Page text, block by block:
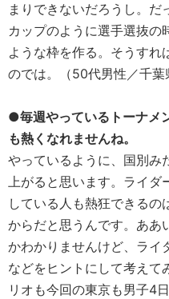
まりできないだろうし。だ
カップのように選手選抜の
ような枠を作る。そうすれ
のでは。（50代男性／千葉
●毎週やっているトーナメ
も熱くなれませんね。
や
やっているように、国別み
上がると思います。ライダ
している人も熱狂できるの
からだと思うんです。ああ
かわかりませんけど、ライ
などをヒントにして考えて
リオも今回の東京も男子4